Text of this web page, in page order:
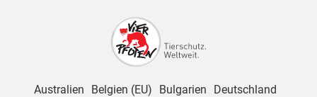
Australien Belgien (EU) Bulgarien
Deutschland